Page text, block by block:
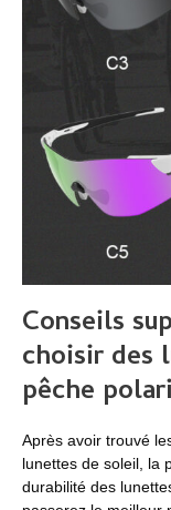
Conseils
choisir des
pêche
Après avoir trouvé
lunettes de soleil, la
durabilité des